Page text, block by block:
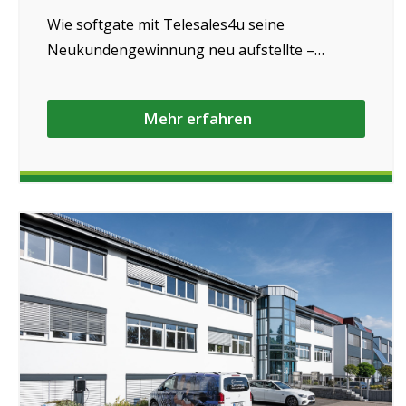
Wie softgate mit Telesales4u seine
Neukundengewinnung neu aufstellte –
höherer Leadqualität.
Mehr erfahren